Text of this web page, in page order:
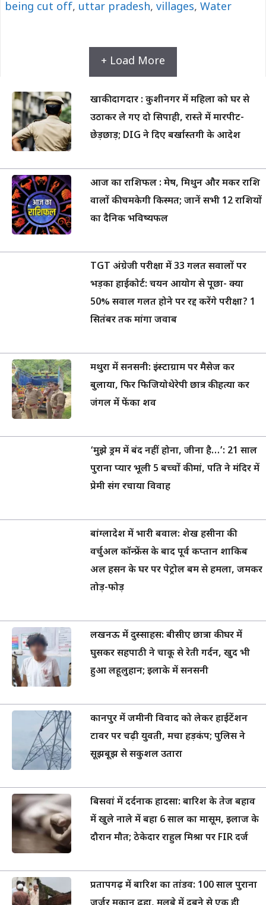
being cut off, uttar pradesh, villages, Water
+ Load More
खाकी दागदार : कुशीनगर में महिला को घर से
उठाकर ले गए दो सिपाही, रास्ते में मारपीट-
छेड़छाड़; DIG ने दिए बर्खास्तगी के आदेश
आज का राशिफल : मेष, मिथुन और मकर राशि
वालों की चमकेगी किस्मत; जानें सभी 12 राशियों
का दैनिक भविष्यफल
TGT अंग्रेजी परीक्षा में 33 गलत सवालों पर
भड़का हाईकोर्ट: चयन आयोग से पूछा- क्या
50% सवाल गलत होने पर रद्द करेंगे परीक्षा? 1
सितंबर तक मांगा जवाब
मथुरा में सनसनी: इंस्टाग्राम पर मैसेज कर
बुलाया, फिर फिजियोथेरेपी छात्र की हत्या कर
जंगल में फेंका शव
‘मुझे ड्रम में बंद नहीं होना, जीना है…’: 21 साल
पुराना प्यार भूली 5 बच्चों की मां, पति ने मंदिर में
प्रेमी संग रचाया विवाह
बांग्लादेश में भारी बवाल: शेख हसीना की
वर्चुअल कॉन्फ्रेंस के बाद पूर्व कप्तान शाकिब
अल हसन के घर पर पेट्रोल बम से हमला, जमकर
तोड़-फोड़
लखनऊ में दुस्साहस: बीसीए छात्रा की घर में
घुसकर सहपाठी ने चाकू से रेती गर्दन, खुद भी
हुआ लहूलुहान; इलाके में सनसनी
कानपुर में जमीनी विवाद को लेकर हाईटेंशन
टावर पर चढ़ी युवती, मचा हड़कंप; पुलिस ने
सूझबूझ से सकुशल उतारा
बिसवां में दर्दनाक हादसा: बारिश के तेज बहाव
में खुले नाले में बहा 6 साल का मासूम, इलाज के
दौरान मौत; ठेकेदार राहुल मिश्रा पर FIR दर्ज
प्रतापगढ़ में बारिश का तांडव: 100 साल पुराना